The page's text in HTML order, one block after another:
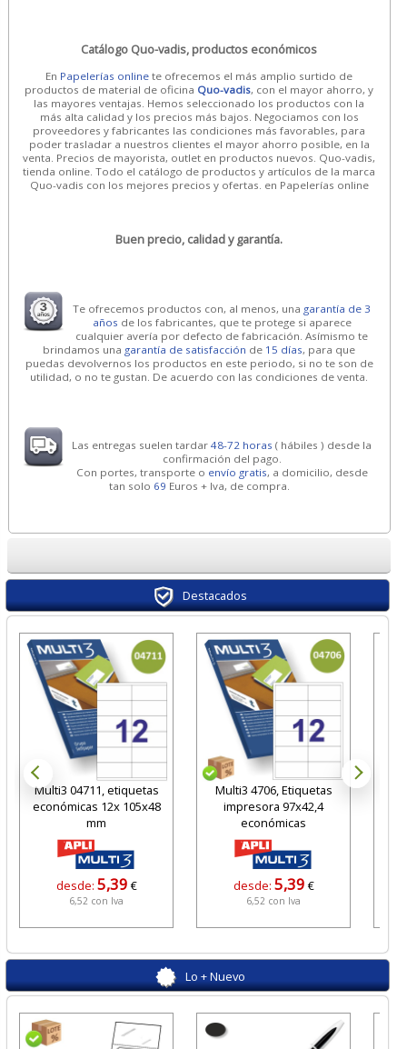
Catálogo Quo-vadis, productos económicos
En Papelerías online te ofrecemos el más amplio surtido de
productos de material de oficina Quo-vadis, con el mayor ahorro, y
las mayores ventajas. Hemos seleccionado los productos con la
más alta calidad y los precios más bajos. Negociamos con los
proveedores y fabricantes las condiciones más favorables, para
poder trasladar a nuestros clientes el mayor ahorro posible, en la
venta. Precios de mayorista, outlet en productos nuevos. Quo-vadis,
tienda online. Todo el catálogo de productos y artículos de la marca
Quo-vadis con los mejores precios y ofertas. en Papelerías online
Buen precio, calidad y garantía.
Te ofrecemos productos con, al menos, una garantía de 3
años de los fabricantes, que te protege si aparece
cualquier avería por defecto de fabricación. Asímismo te
brindamos una garantía de satisfacción de 15 días, para que
puedas devolvernos los productos en este periodo, si no te son de
utilidad, o no te gustan. De acuerdo con las condiciones de venta.
Las entregas suelen tardar48-72 horas ( hábiles ) desde la
confirmación del pago.
Con portes, transporte o envío gratis, a domicilio, desde
tan solo 69 Euros + Iva, de compra.
Destacados
Multi3 04711, etiquetas
económicas 12x 105x48
mm
desde: 5,39 €
6,52 con Iva
Multi3 4706, Etiquetas
impresora 97x42,4
económicas
desde: 5,39 €
6,52 con Iva
Lo + Nuevo